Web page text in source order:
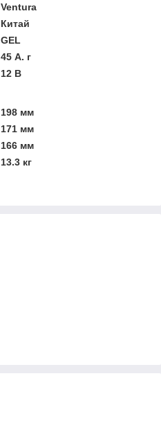
Ventura
Китай
GEL
45 А. г
12 В
198 мм
171 мм
166 мм
13.3 кг